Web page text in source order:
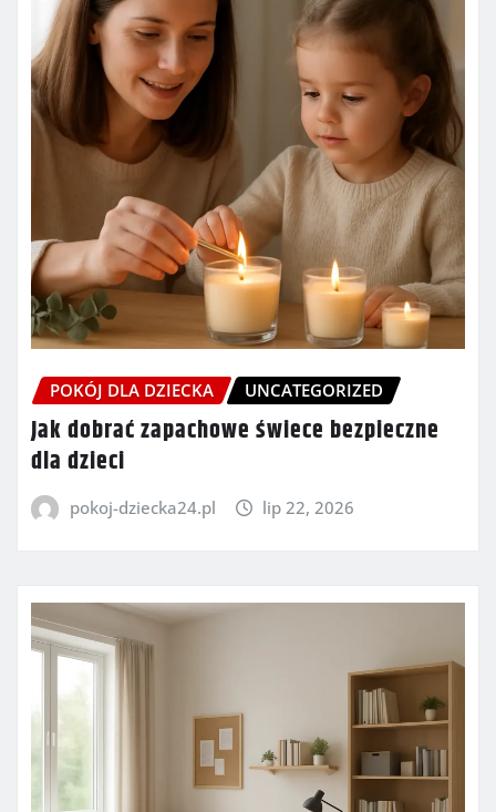
POKÓJ DLA DZIECKA UNCATEGORIZED
Jak dobrać zapachowe świece bezpieczne
dla dzieci
pokoj-dziecka24.pl lip 22, 2026